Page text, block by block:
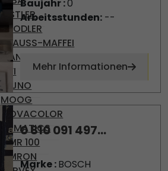
KISTLER
KNODLER
KRAUSS-MAFFEI
MANNESMAN
MFI
MIJNO
MOOG
MOVACOLOR
NUMATICS
OMR 100
OMRON
Baujahr :0
Arbeitsstunden:--
Mehr Informationen
0 810 091 497...
Marke :BOSCH